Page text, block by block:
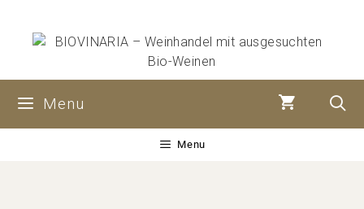
springen
Menu
Menu